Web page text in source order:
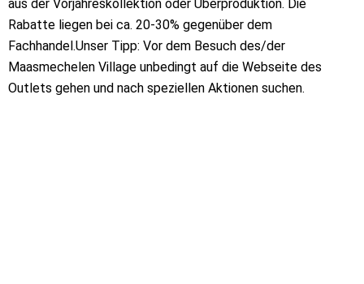
aus der Vorjahreskollektion oder Überproduktion. Die
Rabatte liegen bei ca. 20-30% gegenüber dem
Fachhandel.Unser Tipp: Vor dem Besuch des/der
Maasmechelen Village unbedingt auf die Webseite des
Outlets gehen und nach speziellen Aktionen suchen.